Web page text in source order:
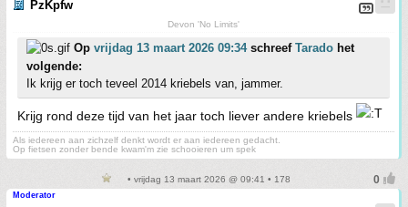
PzKpfw
Devon 'No Limits'
Op vrijdag 13 maart 2026 09:34schreef Tarado het
volgende:
Ik krijg er toch teveel 2014 kriebels van, jammer.
Krijg rond deze tijd van het jaar toch liever andere kriebels
Als iedereen aan zichzelf denkt wordt er aan iedereen gedacht.
Op fietsen zonder bende kwam'm zie schooieren um spek
• vrijdag 13 maart 2026 @ 09:41 • 178
Moderator